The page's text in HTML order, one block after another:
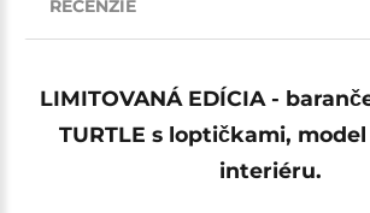
RECENZIE
LIMITOVANÁ EDÍCIA -
TURTLE s loptičkami,
interiéru.